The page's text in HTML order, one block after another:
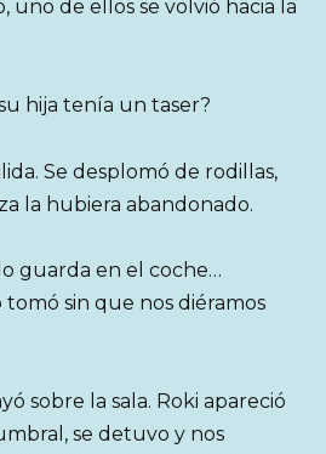
uno de ellos se volvió hacia la
hija tenía un taser?
Se desplomó de rodillas,
la hubiera abandonado.
guarda en el coche…
sin que nos diéramos
sobre la sala. Roki apareció
se detuvo y nos